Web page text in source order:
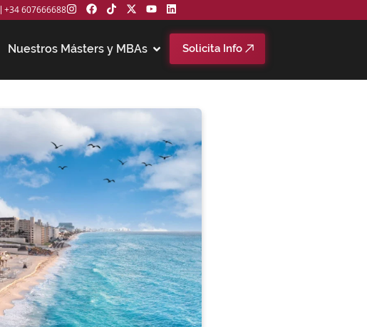
+34 607666688
Nuestros Másters y MBAs Solicita Info